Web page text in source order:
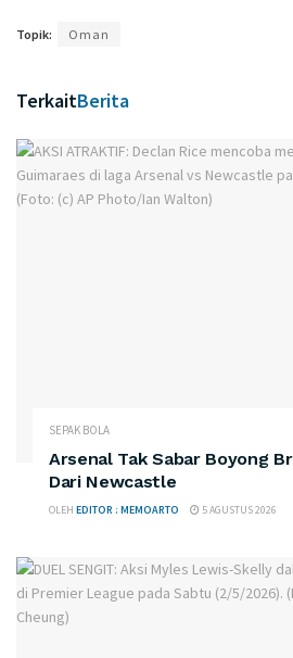
Topik: Oman
TerkaitBerita
SEPAK BOLA
Arsenal Tak Sabar Boyong
Dari Newcastle
OLEH EDITOR : MEMOARTO 5 AGUSTUS 2026